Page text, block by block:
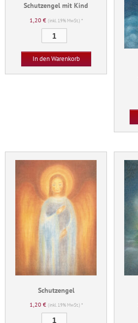
Schutzengel mit Kind
1,20 € (inkl. 19% MwSt.) *
mit
Kind
Menge
In den Warenkorb
Schutzengel
1,20 € (inkl. 19% MwSt.) *